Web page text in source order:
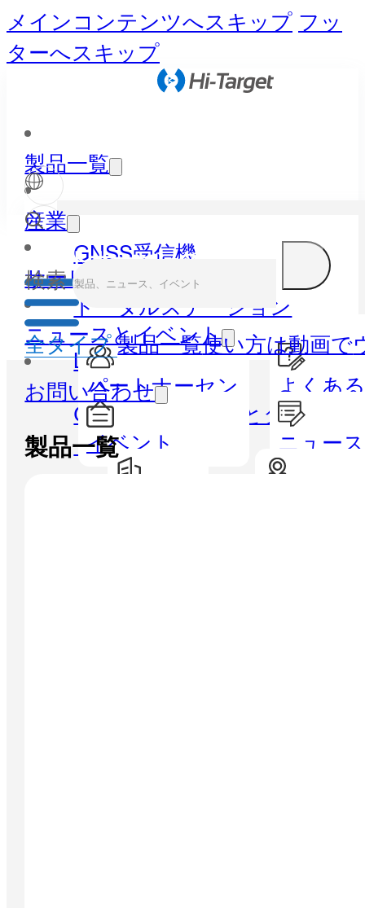
メインコンテンツへスキップ フッ
ターへスキップ
製品一覧
GNSS受信機
トータルステーション
LiDAR
GISハンドヘルドとタブレッ
ト
産業
サービスとサポート
パートナーセン
ター
よくあ
ニュースとイベント
イベント ニュース
お問い合わせ
パートナーセンター
検索
全タイプ製品一覧使い方は動画で
製品一覧